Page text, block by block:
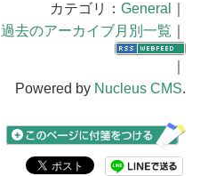
カテゴリ： General
過去のアーカイブ月別一覧
Powered by Nucleus CMS.